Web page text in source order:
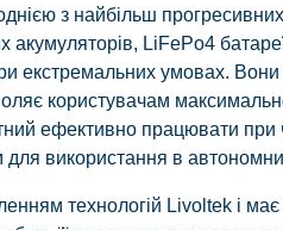
з найбільш
акумуляторів, LiFePo4
екстремальних умовах.
користувачам
ефективно працювати
для використання в
технологій Livoltek і